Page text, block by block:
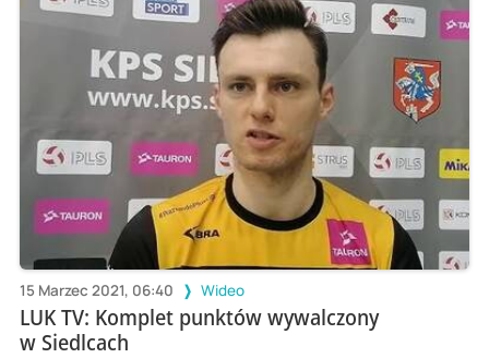
15 Marzec 2021, 06:40 Wideo
LUK TV: Komplet punktów wywalczony
w Siedlcach